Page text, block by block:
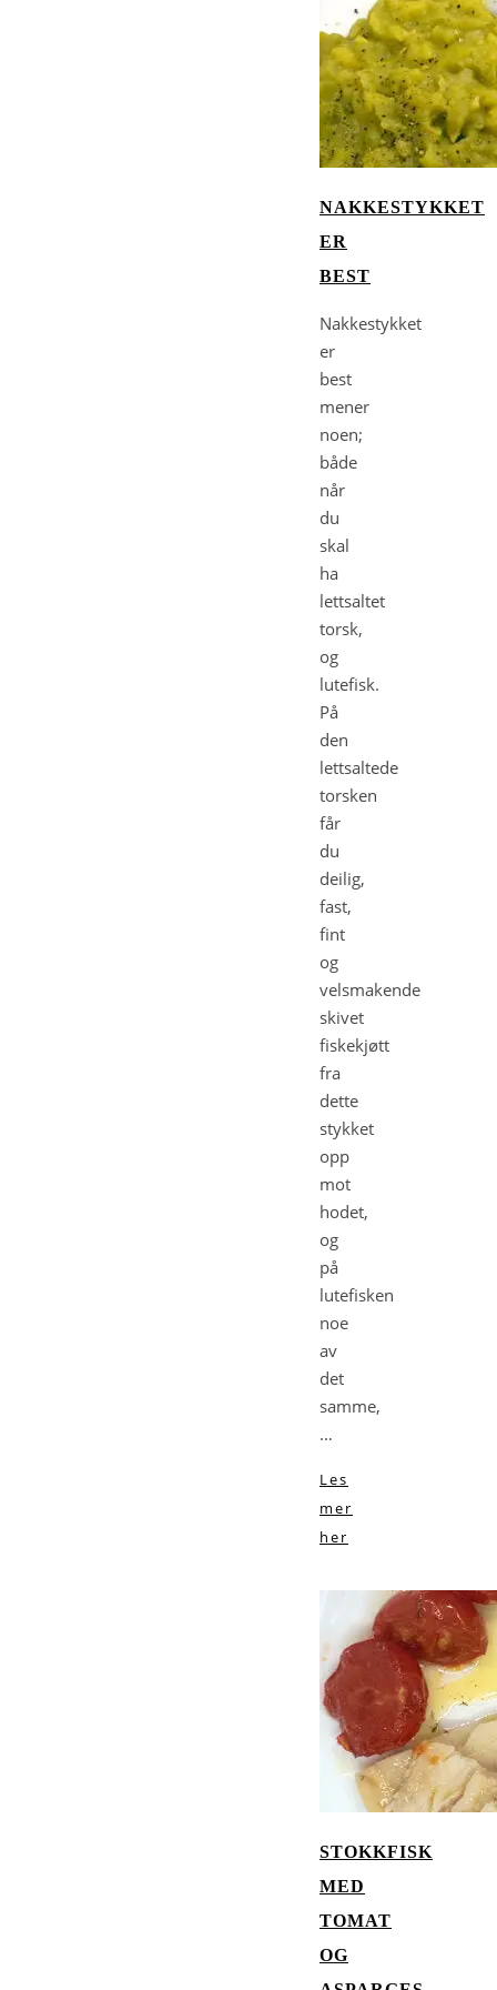
NAKKESTYKKET
ER
BEST
Nakkestykket
er
best
mener
noen;
både
når
du
skal
ha
lettsaltet
torsk,
og
lutefisk.
På
den
lettsaltede
torsken
får
du
deilig,
fast,
fint
og
velsmakende
skivet
fiskekjøtt
fra
dette
stykket
opp
mot
hodet,
og
på
lutefisken
noe
av
det
samme,
…
Les
mer
her
STOKKFISK
MED
TOMAT
OG